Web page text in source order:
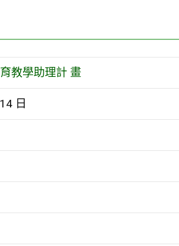
教學助理計 畫
日